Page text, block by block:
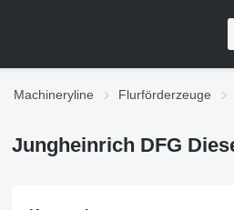
Machineryline Flurförderzeuge
Jungheinrich DFG